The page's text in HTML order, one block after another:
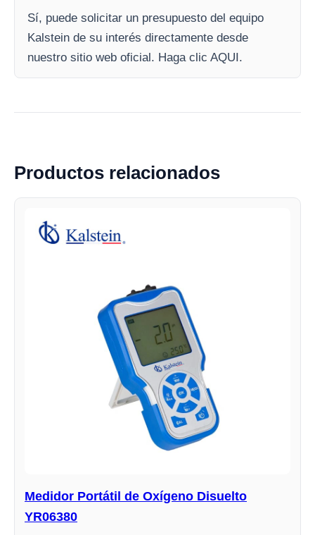
Sí, puede solicitar un presupuesto del equipo
Kalstein de su interés directamente desde
nuestro sitio web oficial. Haga clic AQUI.
Productos relacionados
Medidor Portátil de Oxígeno Disuelto
YR06380